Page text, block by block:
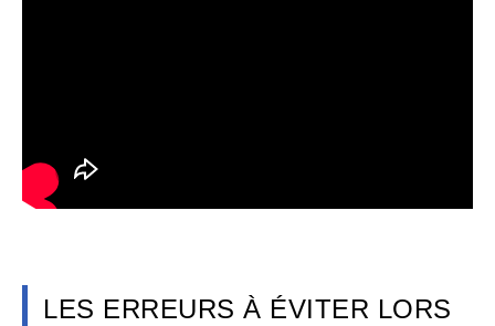
LES ERREURS À ÉVITER LORS